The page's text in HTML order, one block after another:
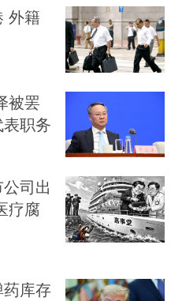
苏、浙江、安徽、江
川省主要负责人和分管
责人，长江、黄河、淮
议。（记者 陈二厚）
外籍
被罢
职务
公司出
疗腐
库存